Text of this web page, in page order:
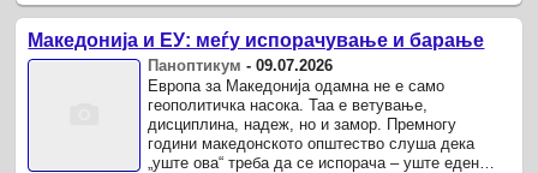
менувани за ...
Македонија и ЕУ: меѓу испорачување и барање
Паноптикум -09.07.2026
Европа за Македонија одамна не е само
геополитичка насока. Таа е ветување,
дисциплина, надеж, но и замор. Премногу
години македонското општество слуша дека
„уште ова“ треба да се испорача – уште еден